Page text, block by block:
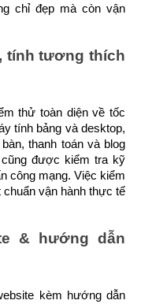
chỉ đẹp mà còn vận
tính tương thích
thử toàn diện về tốc
tính bảng và desktop,
thanh toán và blog
cũng được kiểm tra kỹ
công mạng. Việc kiểm
chuẩn vận hành thực tế
& hướng dẫn
kèm hướng dẫn